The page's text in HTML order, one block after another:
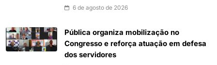
6 de agosto de 2026
Pública organiza mobilização no
Congresso e reforça atuação em defesa
dos servidores